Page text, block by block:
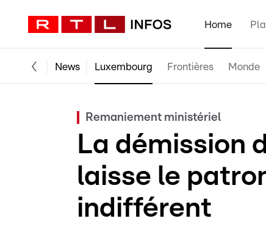
Home
News Luxembourg Frontières Monde
Remaniement ministériel
La démission
laisse le
indifférent